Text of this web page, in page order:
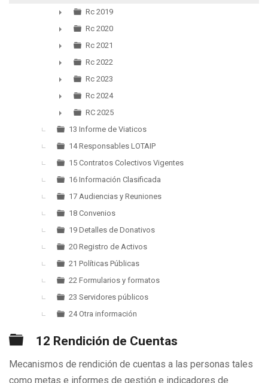
►
Rc 2019
►
Rc 2020
►
Rc 2021
►
Rc 2022
►
Rc 2023
►
Rc 2024
►
RC 2025
13 Informe de Viaticos
14 Responsables LOTAIP
15 Contratos Colectivos Vigentes
16 Información Clasificada
17 Audiencias y Reuniones
18 Convenios
19 Detalles de Donativos
20 Registro de Activos
21 Políticas Públicas
22 Formularios y formatos
23 Servidores públicos
24 Otra información
Carpeta
12 Rendición de Cuentas
Mecanismos de rendición de cuentas a las personas tales
como metas e informes de gestión e indicadores de